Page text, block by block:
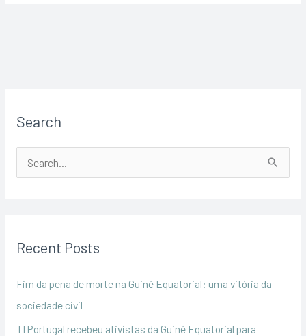
Search
c
Recent Posts
Fim da pena de morte na Guiné Equatorial: uma vitória da
sociedade civil
TI Portugal recebeu ativistas da Guiné Equatorial para